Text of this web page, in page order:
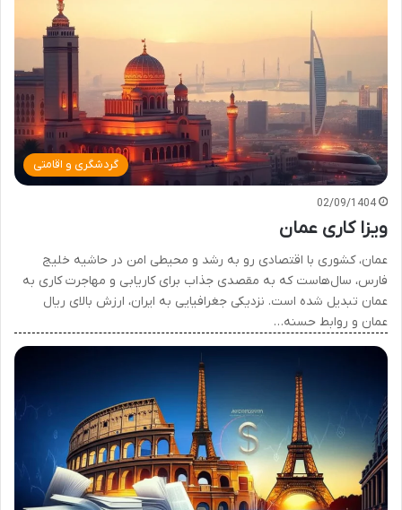
گردشگری و اقامتی
02/09/1404
ویزا کاری عمان
عمان، کشوری با اقتصادی رو به رشد و محیطی امن در حاشیه خلیج
فارس، سال‌هاست که به مقصدی جذاب برای کاریابی و مهاجرت کاری به
عمان تبدیل شده است. نزدیکی جغرافیایی به ایران، ارزش بالای ریال
عمان و روابط حسنه…